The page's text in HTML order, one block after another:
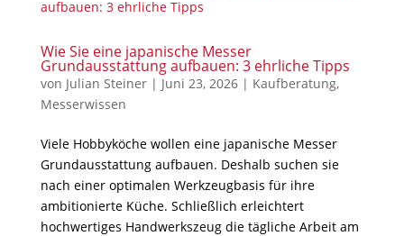
Wie Sie eine japanische Messer
Grundausstattung aufbauen: 3 ehrliche Tipps
von Julian Steiner| Juni 23, 2026| Kaufberatung,
Messerwissen
Viele Hobbyköche wollen eine japanische Messer
Grundausstattung aufbauen. Deshalb suchen sie
nach einer optimalen Werkzeugbasis für ihre
ambitionierte Küche. Schließlich erleichtert
hochwertiges Handwerkszeug die tägliche Arbeit am